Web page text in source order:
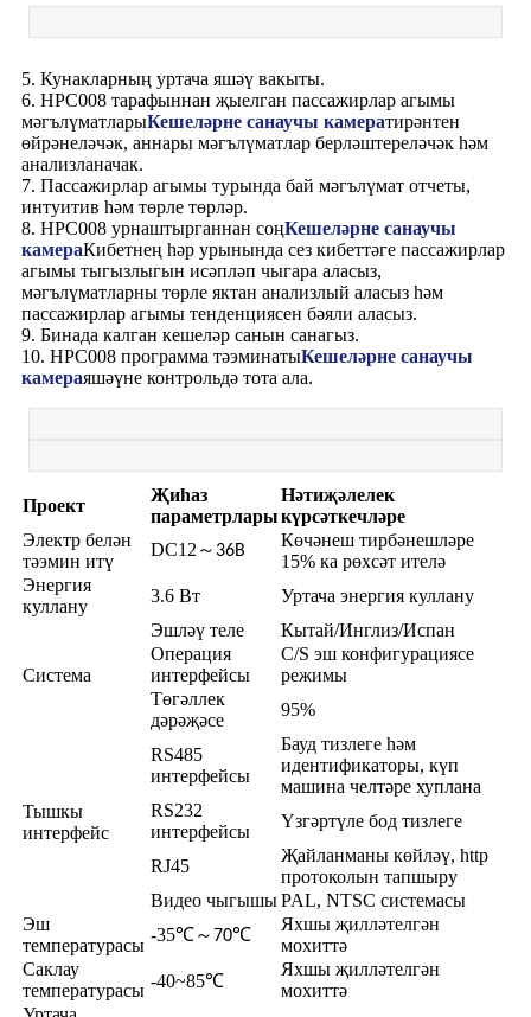
5. Кунакларның уртача яшәү вакыты.
6. HPC008 тарафыннан җыелган пассажирлар агымы
мәгълүматларыКешеләрне санаучы камератирәнтен
өйрәнеләчәк, аннары мәгълүматлар берләштереләчәк һәм
анализланачак.
7. Пассажирлар агымы турында бай мәгълүмат отчеты,
интуитив һәм төрле төрләр.
8. HPC008 урнаштырганнан соңКешеләрне санаучы
камераКибетнең һәр урынында сез кибеттәге пассажирлар
агымы тыгызлыгын исәпләп чыгара аласыз,
мәгълүматларны төрле яктан анализлый аласыз һәм
пассажирлар агымы тенденциясен бәяли аласыз.
9. Бинада калган кешеләр санын санагыз.
10. HPC008 программа тәэминатыКешеләрне санаучы
камераяшәүне контрольдә тота ала.
Проект
Җиһаз
параметрлары
Нәтиҗәлелек
күрсәткечләре
Электр белән
тәэмин итү
DC12 ～ 36В
Көчәнеш тирбәнешләре
15% ка рөхсәт ителә
Энергия
куллану
3.6 Вт Уртача энергия куллану
Система
Эшләү теле
Кытай/Инглиз/Испан
Операция
интерфейсы
C/S эш конфигурациясе
режимы
Төгәллек
дәрәҗәсе
95%
Тышкы
интерфейс
RS485
интерфейсы
Бауд тизлеге һәм
идентификаторы, күп
машина челтәре хуплана
RS232
интерфейсы
Үзгәртүле бод тизлеге
RJ45
Җайланманы көйләү, http
протоколын тапшыру
Видео чыгышыPAL, NTSC системасы
Эш
температурасы
-35℃～70℃
Яхшы җилләтелгән
мохиттә
Саклау
температурасы -40~85℃
Яхшы җилләтелгән
мохиттә